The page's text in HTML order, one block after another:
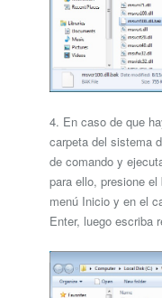
4. En caso de que
carpeta del sistema
de comando y
para ello, presione
menú Inicio y en el
Enter, luego escriba